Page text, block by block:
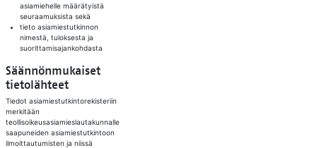
asiamiehelle määrätyistä
seuraamuksista sekä
tieto asiamiestutkinnon
nimestä, tuloksesta ja
suorittamisajankohdasta
Säännönmukaiset
tietolähteet​
Tiedot asiamiestutkintorekisteriin
merkitään
teollisoikeusasiamieslautakunnalle
saapuneiden asiamiestutkintoon
ilmoittautumisten ja niissä